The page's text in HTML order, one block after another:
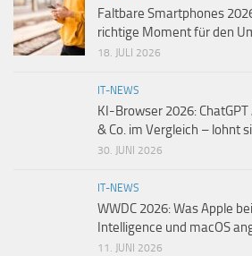
Faltbare Smartphones
richtige Moment für den
18. JULI 2026
IT-NEWS
KI-Browser 2026:
& Co. im Vergleich – lohnt
30. JUNI 2026
IT-NEWS
WWDC 2026: Was Apple
Intelligence und macOS
11. JUNI 2026